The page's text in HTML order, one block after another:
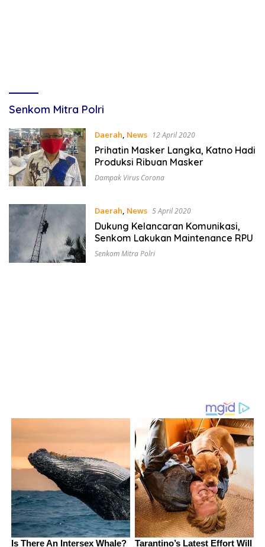
Senkom Mitra Polri
Daerah, News 12 April 2020
Prihatin Masker Langka, Katno Hadi
Produksi Ribuan Masker
Dampak Virus Corona
Daerah, News 5 April 2020
Dukung Kelancaran Komunikasi,
Senkom Lakukan Maintenance RPU
Senkom Mitra Polri